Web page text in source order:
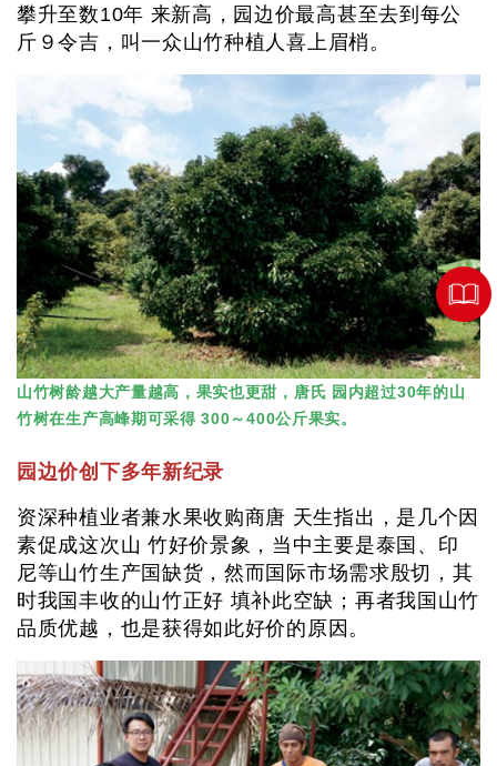
攀升至数10年 来新高，园边价最高甚至去到每公
斤９令吉，叫一众山竹种植人喜上眉梢。
山竹树龄越大产量越高，果实也更甜，唐氏 园内超过30年的山
竹树在生产高峰期可采得 300～400公斤果实。
园边价创下多年新纪录
资深种植业者兼水果收购商唐 天生指出，是几个因
素促成这次山 竹好价景象，当中主要是泰国、印
尼等山竹生产国缺货，然而国际市场需求殷切，其
时我国丰收的山竹正好 填补此空缺；再者我国山竹
品质优越，也是获得如此好价的原因。